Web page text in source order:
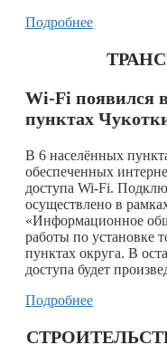
Подробнее
Wi-Fi появился
пунктах
В 6 населённых
обеспеченных
доступа Wi-Fi.
осуществлено в
«Информационное
работы по установке
пунктах округа. В
доступа будет
Подробнее